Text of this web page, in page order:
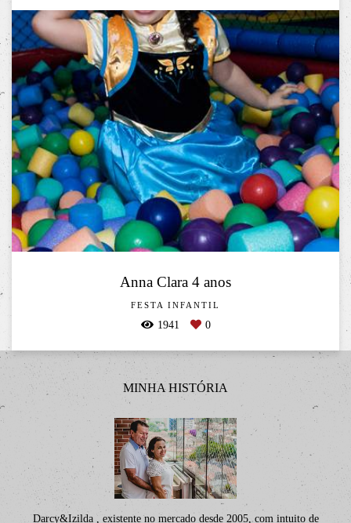
Anna Clara 4 anos
FESTA INFANTIL
1941 0
MINHA HISTÓRIA
Darcy&Izilda , existente no mercado desde 2005, com intuito de